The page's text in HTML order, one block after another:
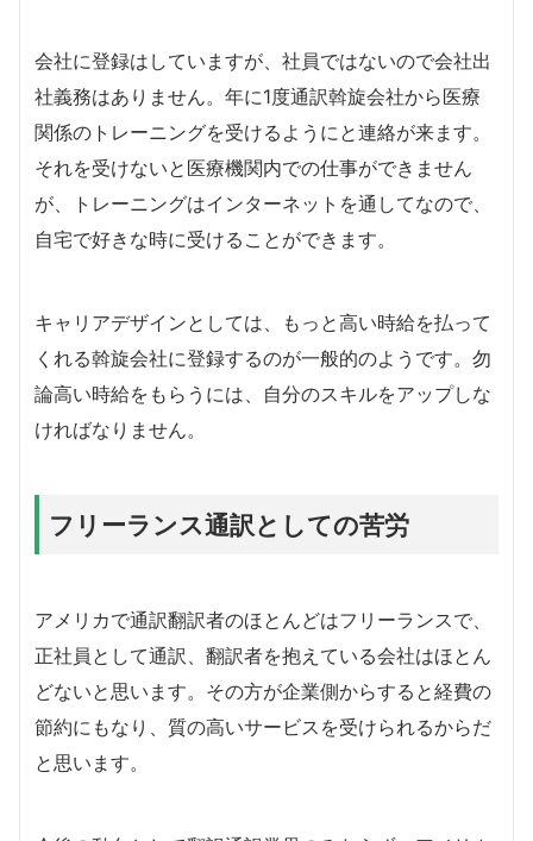
会社に登録はしていますが、社員ではないので会社出
社義務はありません。年に1度通訳斡旋会社から医療
関係のトレーニングを受けるようにと連絡が来ます。
それを受けないと医療機関内での仕事ができません
が、トレーニングはインターネットを通してなので、
自宅で好きな時に受けることができます。
キャリアデザインとしては、もっと高い時給を払って
くれる斡旋会社に登録するのが一般的のようです。勿
論高い時給をもらうには、自分のスキルをアップしな
ければなりません。
フリーランス通訳としての苦労
アメリカで通訳翻訳者のほとんどはフリーランスで、
正社員として通訳、翻訳者を抱えている会社はほとん
どないと思います。その方が企業側からすると経費の
節約にもなり、質の高いサービスを受けられるからだ
と思います。